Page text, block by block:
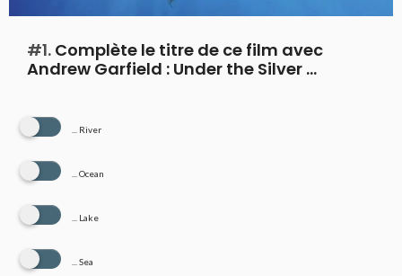
#1. Complète le titre de ce film avec
Andrew Garfield : Under the Silver …
... River
... Ocean
... Lake
... Sea